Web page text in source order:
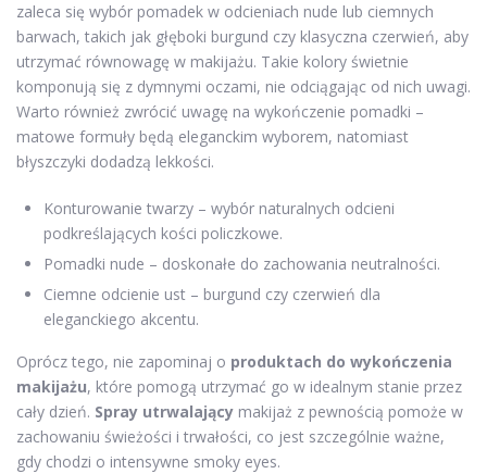
zaleca się wybór pomadek w odcieniach nude lub ciemnych
barwach, takich jak głęboki burgund czy klasyczna czerwień, aby
utrzymać równowagę w makijażu. Takie kolory świetnie
komponują się z dymnymi oczami, nie odciągając od nich uwagi.
Warto również zwrócić uwagę na wykończenie pomadki –
matowe formuły będą eleganckim wyborem, natomiast
błyszczyki dodadzą lekkości.
Konturowanie twarzy – wybór naturalnych odcieni
podkreślających kości policzkowe.
Pomadki nude – doskonałe do zachowania neutralności.
Ciemne odcienie ust – burgund czy czerwień dla
eleganckiego akcentu.
Oprócz tego, nie zapominaj o produktach do wykończenia
makijażu, które pomogą utrzymać go w idealnym stanie przez
cały dzień. Spray utrwalający makijaż z pewnością pomoże w
zachowaniu świeżości i trwałości, co jest szczególnie ważne,
gdy chodzi o intensywne smoky eyes.